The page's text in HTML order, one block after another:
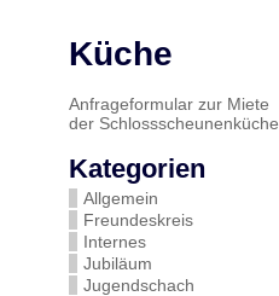
Küche
Anfrageformular zur Miete
der Schlossscheunenküche
Kategorien
Allgemein
Freundeskreis
Internes
Jubiläum
Jugendschach